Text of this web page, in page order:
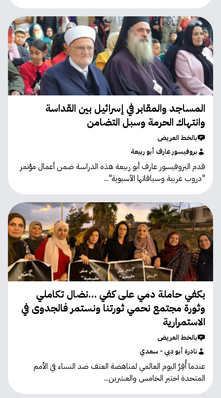
المساجد والمقابر في إسرائيل بين القداسة
وانتهاك الحرمة وسبل التضامن
بالخط العريض
بروفيسور عارف أبو ربيعة
قدم البروفيسور عارف أبو ربيعة هذه الدراسة ضمن أعمال مؤتمر
"دروب عربية وسياقاتها الآسيوية"...
بكفي حاملة دمي على كفي …نضال تكاملي
وثورة مجتمع نحمي ثورتنا ونستمر فالجدوى في
الاستمرارية
بالخط العريض
نادرة أبو دبي - سعدي
عندما أُقِرَّ اليوم العالمي لمناهضة العنف ضد النساء في الأمم
المتحدة اختير الخامس والعشرين...